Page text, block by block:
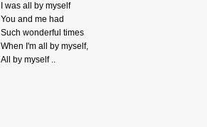
I was all by myself
You and me had
Such wonderful times
When I'm all by myself,
All by myself ..